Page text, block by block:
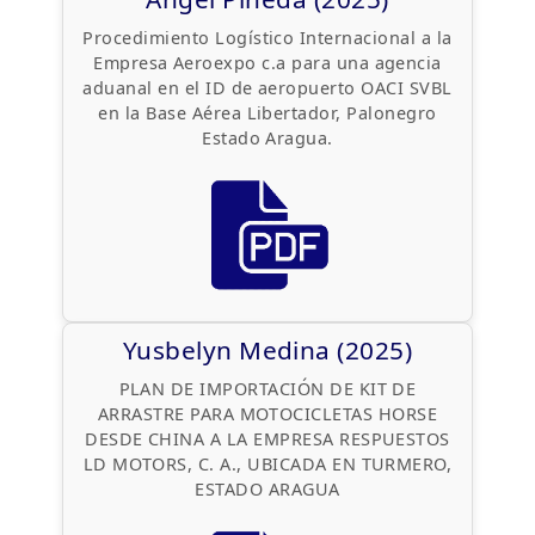
Procedimiento Logístico Internacional a la
Empresa Aeroexpo c.a para una agencia
aduanal en el ID de aeropuerto OACI SVBL
en la Base Aérea Libertador, Palonegro
Estado Aragua.
Yusbelyn Medina (2025)
PLAN DE IMPORTACIÓN DE KIT DE
ARRASTRE PARA MOTOCICLETAS HORSE
DESDE CHINA A LA EMPRESA RESPUESTOS
LD MOTORS, C. A., UBICADA EN TURMERO,
ESTADO ARAGUA